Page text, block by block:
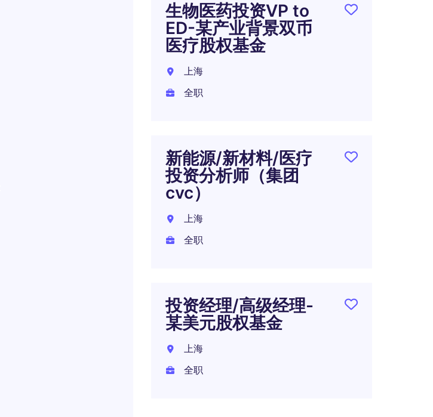
生物医药投资VP to
ED-某产业背景双币
医疗股权基金
上海
全职
新能源/新材料/医疗
投资分析师（集团
cvc）
上海
全职
投资经理/高级经理-
某美元股权基金
上海
全职